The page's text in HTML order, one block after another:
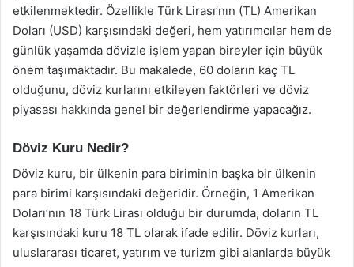
etkilenmektedir. Özellikle Türk Lirası’nın (TL) Amerikan
Doları (USD) karşısındaki değeri, hem yatırımcılar hem de
günlük yaşamda dövizle işlem yapan bireyler için büyük
önem taşımaktadır. Bu makalede, 60 doların kaç TL
olduğunu, döviz kurlarını etkileyen faktörleri ve döviz
piyasası hakkında genel bir değerlendirme yapacağız.
Döviz Kuru Nedir?
Döviz kuru, bir ülkenin para biriminin başka bir ülkenin
para birimi karşısındaki değeridir. Örneğin, 1 Amerikan
Doları’nın 18 Türk Lirası olduğu bir durumda, doların TL
karşısındaki kuru 18 TL olarak ifade edilir. Döviz kurları,
uluslararası ticaret, yatırım ve turizm gibi alanlarda büyük